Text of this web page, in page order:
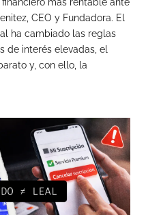
CEO y Fundadora. El
ha cambiado las reglas
de interés elevadas, el
y, con ello, la